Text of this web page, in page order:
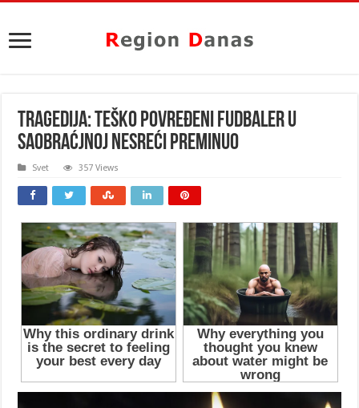
TRAGEDIJA: Teško povređeni FUDBALER u
saobraćjnoj nesreći PREMINUO
Svet 357 Views